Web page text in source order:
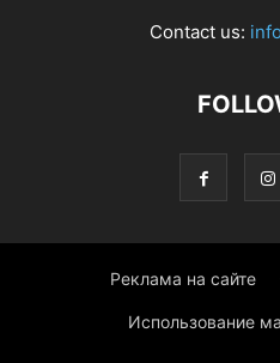
Contact us:
Реклама на сайте
Использование